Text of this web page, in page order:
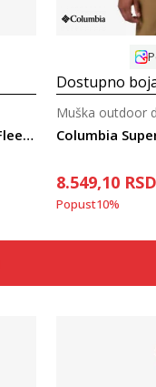
Columbia Juniper Peak™ Full Zip Fleece
Dostupno
Muška outdoor
8.549,10 RSD
Popust10%